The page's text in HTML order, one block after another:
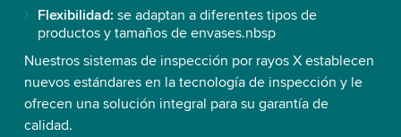
Flexibilidad: se adaptan a diferentes tipos de
productos y tamaños de envases.nbsp
Nuestros sistemas de inspección por rayos X establecen
nuevos estándares en la tecnología de inspección y le
ofrecen una solución integral para su garantía de
calidad.